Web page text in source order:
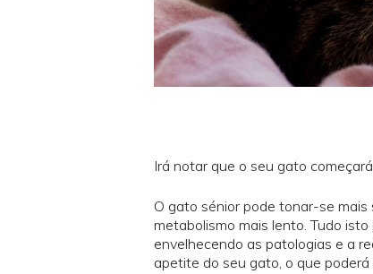
Irá notar que o seu gato
O gato sénior pode tonar-se
metabolismo mais lento. Tudo
envelhecendo as patologias e a
apetite do seu gato, o que